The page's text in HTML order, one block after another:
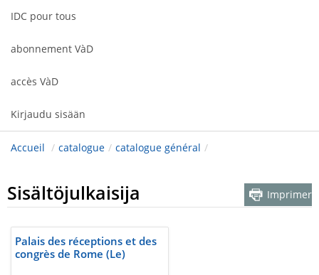
IDC pour tous
abonnement VàD
accès VàD
Kirjaudu sisään
Accueil / catalogue / catalogue général /
Sisältöjulkaisija Imprimer
Palais des réceptions et des
congrès de Rome (Le)